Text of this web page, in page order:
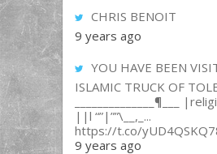
CHRIS BENOIT
9 years ago
YOU HAVE BEEN
ISLAMIC TRUCK OF
______________¶___
||l “”|””\__,_...
https://t.co/
9 years ago